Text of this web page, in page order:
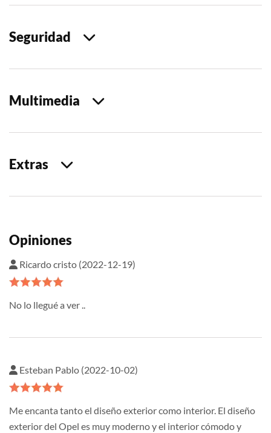
Seguridad
Multimedia
Extras
Opiniones
Ricardo cristo (2022-12-19)
No lo llegué a ver ..
Esteban Pablo (2022-10-02)
Me encanta tanto el diseño exterior como interior. El diseño
exterior del Opel es muy moderno y el interior cómodo y